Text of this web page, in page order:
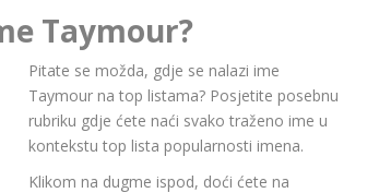
Taymour?
Pitate se možda, gdje se nalazi ime
Taymour na top listama? Posjetite posebnu
rubriku gdje ćete naći svako traženo ime u
kontekstu top lista popularnosti imena.
Klikom na dugme ispod, doći ćete na